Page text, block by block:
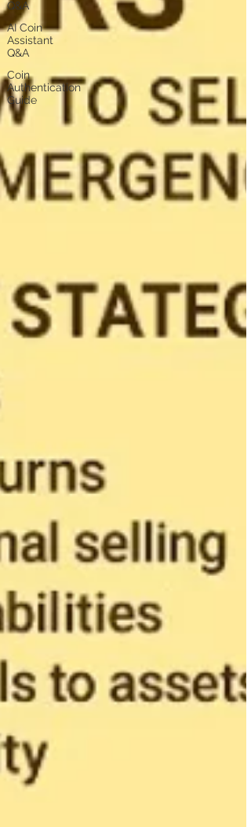
Q&A
AI Coin
Assistant
Q&A
Coin
Authentication
Guide